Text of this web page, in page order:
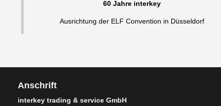
60 Jahre interkey
Ausrichtung der ELF Convention in Düsseldorf
Anschrift
interkey trading & service GmbH